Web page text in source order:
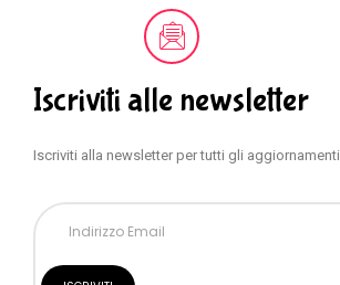
Iscriviti alle newsletter
Iscriviti alla newsletter per tutti gli aggiornamenti